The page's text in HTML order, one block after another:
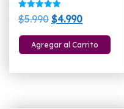
Valorado
con
de 5
$5.990 El
precio
original
$4.990El
precio
actual
Agregar al Carrito